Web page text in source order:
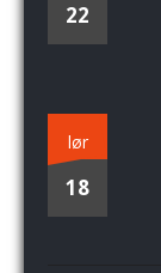
22
lør
18